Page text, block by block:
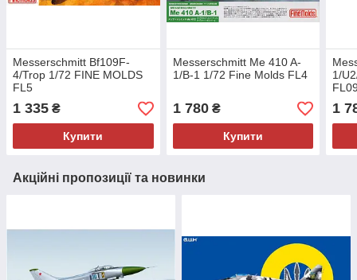
Messerschmitt Bf109F-
4/Trop 1/72 FINE MOLDS
FL5
1 335 ₴
Купити
Messerschmitt Me 410 A-
1/B-1 1/72 Fine Molds FL4
1 780₴
Купити
1/
1
Акційні пропозиції та новинки